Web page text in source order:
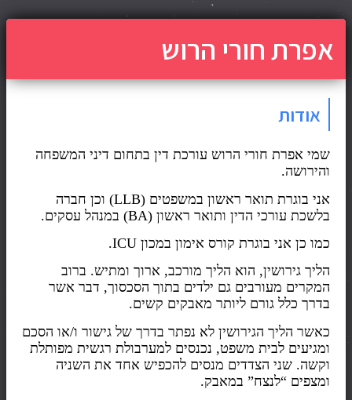
אפרת חורי הרוש
אודות
שמי אפרת חורי הרוש עורכת דין בתחום דיני המשפחה
והירושה.
אני בוגרת תואר ראשון במשפטים (LLB) וכן חברה
בלשכת עורכי הדין ותואר ראשון (BA) במנהל עסקים.
כמו כן אני בוגרת קורס אימון במכון ICU
.
הליך גירושין, הוא הליך מורכב, ארוך ומתיש. ברוב
המקרים מעורבים גם ילדים בתוך הסכסוך, דבר אשר
בדרך כלל גורם ליותר מאבקים קשים.
כאשר הליך הגירושין לא נפתר בדרך של גישור ו/או הסכם
ומגיעים לבית משפט, נכנסים למערבולת רגשית מפותלת
וקשה. שני הצדדים מנסים להכפיש אחד את השניה
ומצפים “לנצח” במאבק.